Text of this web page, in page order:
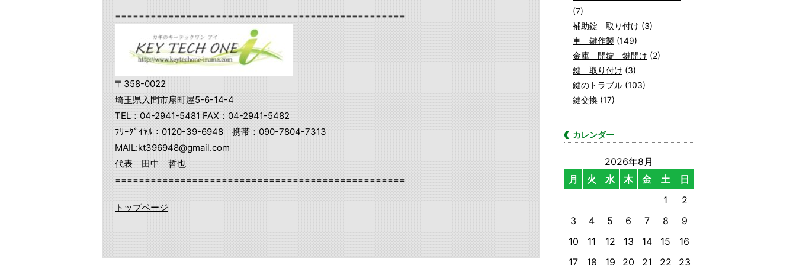
=================================================
〒358-0022
埼玉県入間市扇町屋5-6-14-4
TEL：04-2941-5481 FAX：04-2941-5482
ﾌﾘｰﾀﾞｲﾔﾙ：0120-39-6948 携帯：090-7804-7313
MAIL:kt396948@gmail.com
代表 田中 哲也
=================================================
トップページ
(7)
補助錠 取り付け (3)
車 鍵作製 (149)
金庫 開錠 鍵開け (2)
鍵 取り付け (3)
鍵のトラブル (103)
鍵交換 (17)
カレンダー
2026年8月
月
火 水 木 金 土
日
1
2
3
4 5 6 7 8
9
10
11 12 13 14 15
16
17
18 19 20 21 22
23